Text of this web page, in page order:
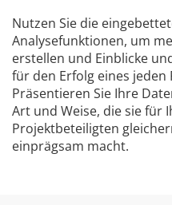
Nutzen Sie die
Analysefunktionen, um
erstellen und Einblicke
für den Erfolg eines
Präsentieren Sie Ihre
Art und Weise, die sie für
Projektbeteiligten
einprägsam macht.